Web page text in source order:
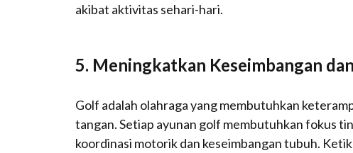
akibat aktivitas sehari-hari.
5. Meningkatkan Keseimbangan
Golf adalah olahraga yang membutuhkan
tangan. Setiap ayunan golf membutuhkan fokus
koordinasi motorik dan keseimbangan tubuh.